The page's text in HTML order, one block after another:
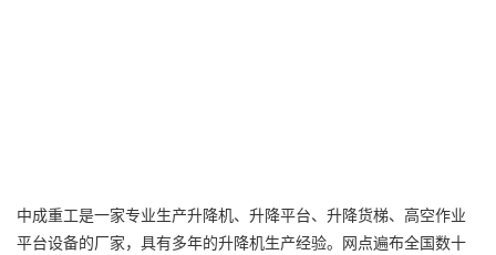
中成重工是一家专业生产升降机、升降平台、 升降货梯、 高空作业
平台设备的厂家，具有多年的升降机生产经验。网点遍布全国数十